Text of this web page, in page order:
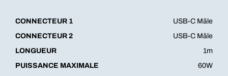
CONNECTEUR 1
USB-C Mâle
CONNECTEUR 2
USB-C Mâle
LONGUEUR
1m
PUISSANCE MAXIMALE
60W